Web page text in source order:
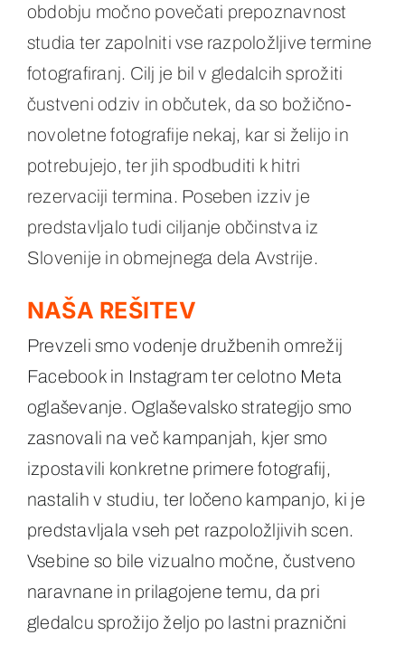
obdobju močno povečati prepoznavnost
studia ter zapolniti vse razpoložljive termine
fotografiranj. Cilj je bil v gledalcih sprožiti
čustveni odziv in občutek, da so božično-
novoletne fotografije nekaj, kar si želijo in
potrebujejo, ter jih spodbuditi k hitri
rezervaciji termina. Poseben izziv je
predstavljalo tudi ciljanje občinstva iz
Slovenije in obmejnega dela Avstrije.
NAŠA REŠITEV
Prevzeli smo vodenje družbenih omrežij
Facebook in Instagram ter celotno Meta
oglaševanje. Oglaševalsko strategijo smo
zasnovali na več kampanjah, kjer smo
izpostavili konkretne primere fotografij,
nastalih v studiu, ter ločeno kampanjo, ki je
predstavljala vseh pet razpoložljivih scen.
Vsebine so bile vizualno močne, čustveno
naravnane in prilagojene temu, da pri
gledalcu sprožijo željo po lastni praznični